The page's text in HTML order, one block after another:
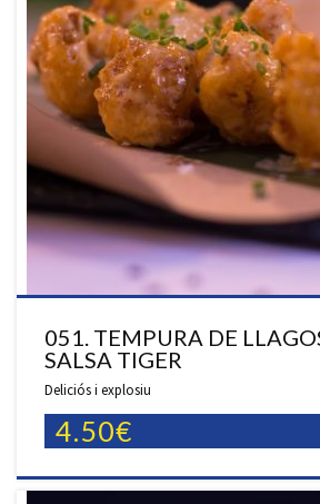
051. TEMPURA DE
SALSA TIGER
Deliciós i explosiu
4.50€